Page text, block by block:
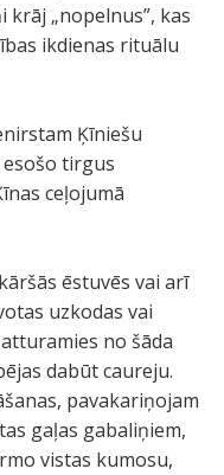
krāj „nopelnus”, kas
ikdienas rituālu
Ķīniešu
tirgus
ceļojumā
ēstuvēs vai arī
uzkodas vai
no šāda
dabūt caureju.
pavakariņojam
gaļas gabaliņiem,
vistas kumosu,